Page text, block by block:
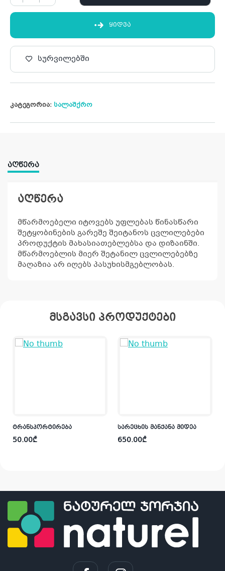
ᲧᲘᲓᲕᲐ
სურვილებში
კატეგორია: სალაშქრო
ᲐᲦᲬᲔᲠᲐ
აღწერა
მწარმოებელი იტოვებს უფლებას წინასწარი
შეტყობინების გარეშე შეიტანოს ცვლილებები
პროდუქტის მახასიათებლებსა და დიზაინში.
მწარმოებლის მიერ შეტანილ ცვლილებებზე
მაღაზია არ იღებს პასუხისმგებლობას.
მსგავსი პროდუქტები
ტრანსპორტირება
50.00₾
სარეცხის მანქანა მიდეა
650.00₾